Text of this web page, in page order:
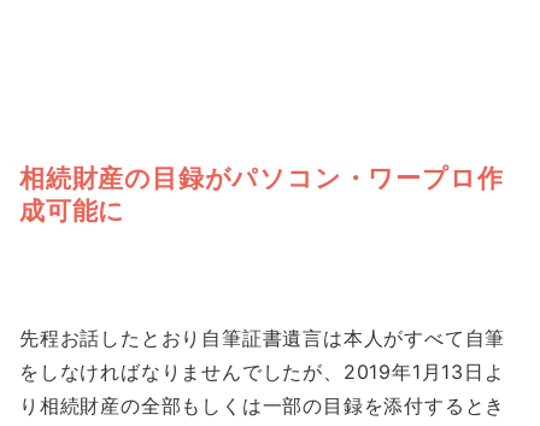
相続財産の目録がパソコン・ワープロ作
成可能に
先程お話したとおり自筆証書遺言は本人がすべて自筆
をしなければなりませんでしたが、 2019年1月13日 よ
り相続財産の全部もしくは一部の目録を添付するとき